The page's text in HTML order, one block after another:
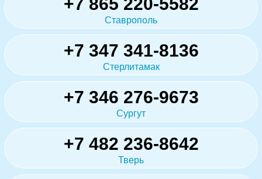
+7 865 220-5582
Ставрополь
+7 347 341-8136
Стерлитамак
+7 346 276-9673
Сургут
+7 482 236-8642
Тверь